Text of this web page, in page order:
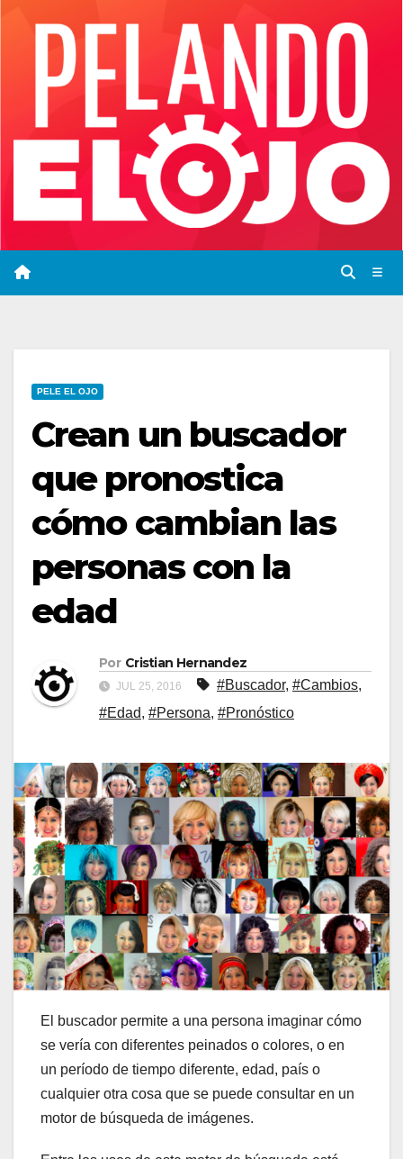
PELE EL OJO
Crean un buscador
que pronostica
cómo cambian las
personas con la
edad
Por Cristian Hernandez
JUL 25, 2016 #Buscador, #Cambios,
#Edad, #Persona, #Pronóstico
El buscador permite a una persona imaginar cómo
se vería con diferentes peinados o colores, o en
un período de tiempo diferente, edad, país o
cualquier otra cosa que se puede consultar en un
motor de búsqueda de imágenes.